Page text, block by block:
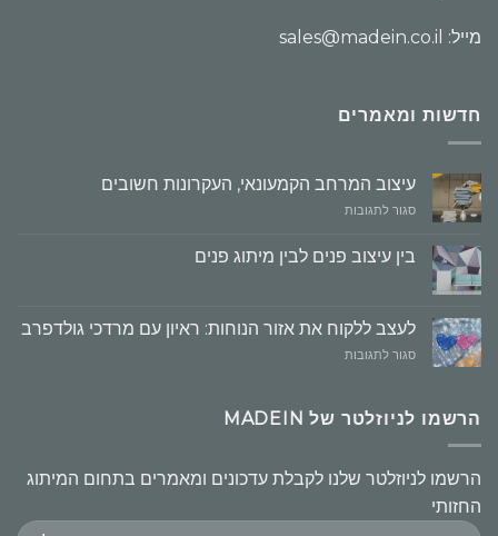
מייל: sales@madein.co.il
חדשות ומאמרים
עיצוב המרחב הקמעונאי, העקרונות חשובים
סגור לתגובותעל
הקמעונאי,
בין עיצוב פנים לבין מיתוג פנים
לעצב ללקוח את אזור הנוחות: ראיון עם מרדכי גולדפרב
סגור לתגובותעל
אזור
עם
גולדפרב
הרשמו לניוזלטר של MADEIN
הרשמו לניוזלטר שלנו לקבלת עדכונים ומאמרים בתחום המיתוג
החזותי